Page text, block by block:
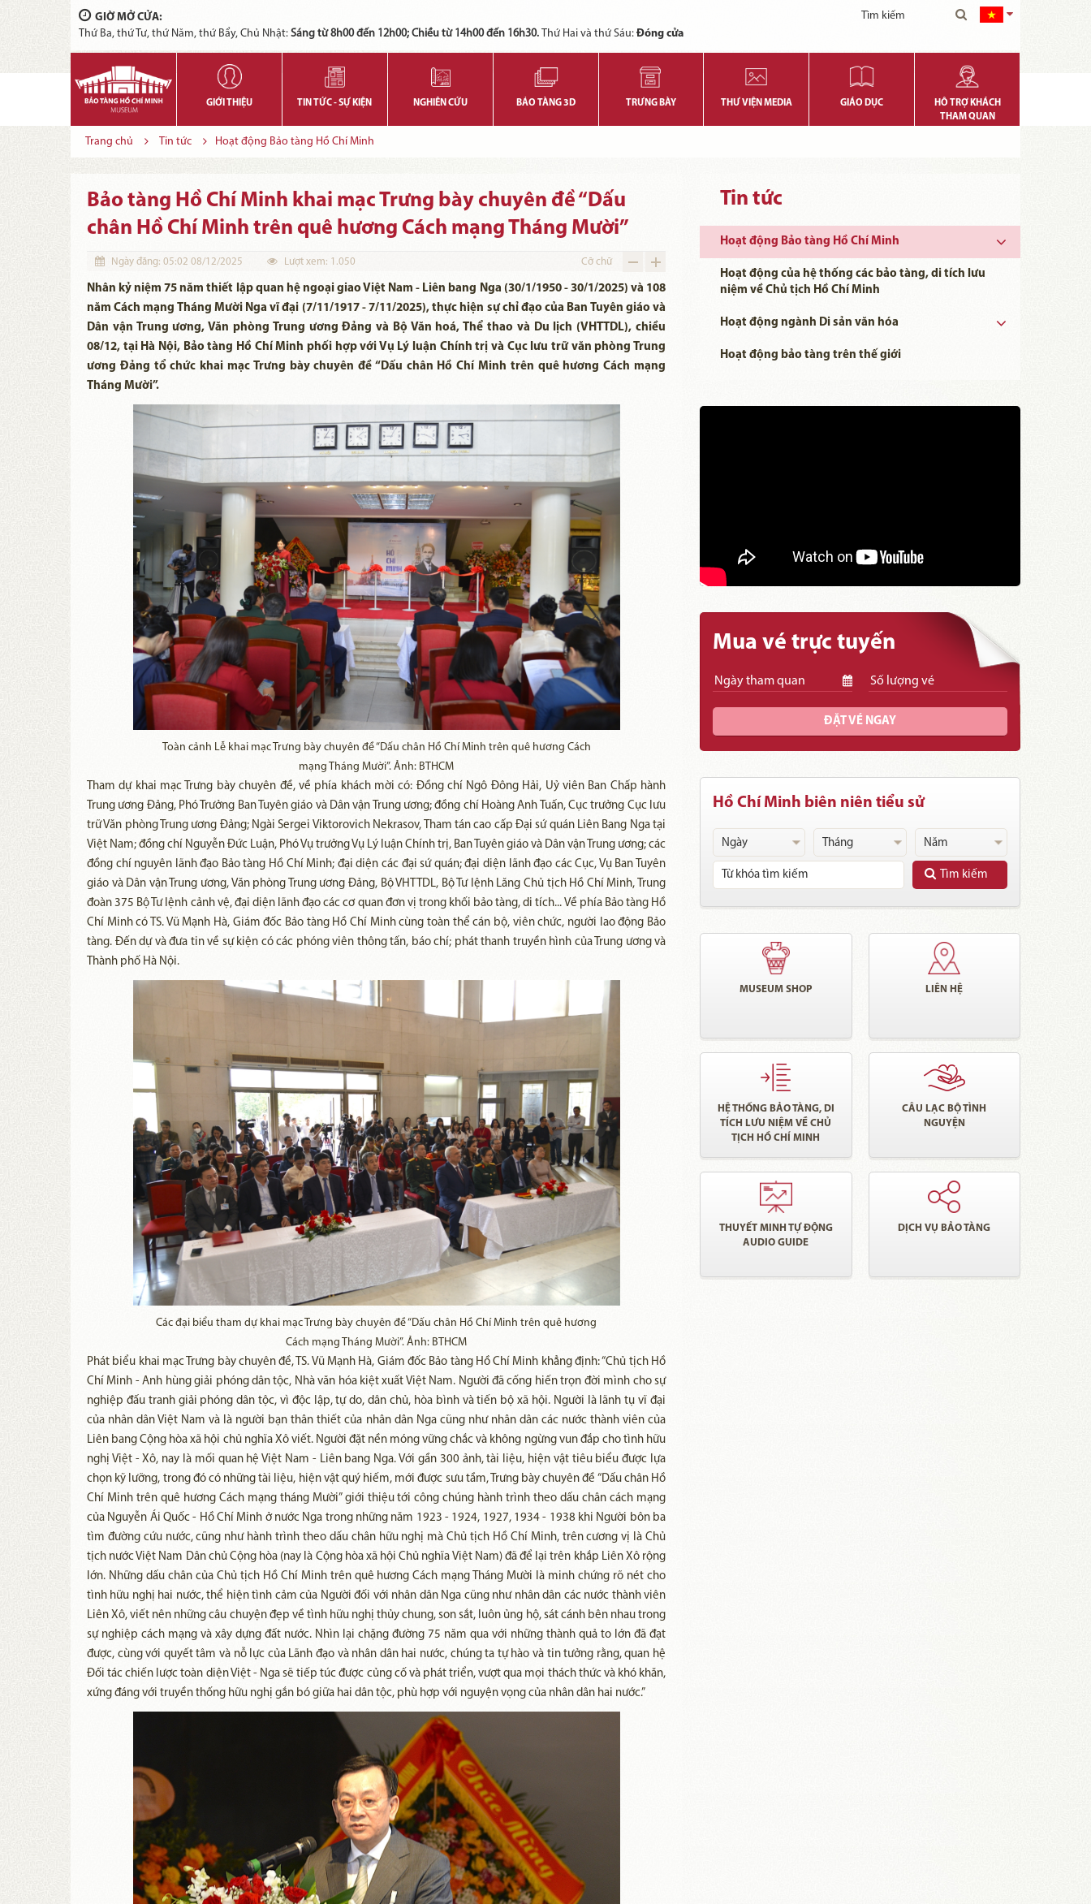
GIỜ MỞ CỬA:
Thứ Ba, thứ Tư, thứ Năm, thứ Bẩy, Chủ Nhật: Sáng từ 8h00 đến 12h00; Chiều từ 14h00 đến 16h30. Thứ Hai và thứ Sáu: Đóng cửa
GIỚI THIỆU TIN TỨC - SỰ KIỆN NGHIÊN CỨU BẢO TÀNG 3D TRƯNG BÀY THƯ VIỆN MEDIA GIÁO DỤC
HỖ TRỢ KHÁCH
THAM QUAN
Trang chủ Tin tức Hoạt động Bảo tàng Hồ Chí Minh
Bảo tàng Hồ Chí Minh khai mạc Trưng bày chuyên đề “Dấu
chân Hồ Chí Minh trên quê hương Cách mạng Tháng Mười”
Ngày đăng: 05:02 08/12/2025 Lượt xem: 1.050 Cỡ chữ
Nhân kỷ niệm 75 năm thiết lập quan hệ ngoại giao Việt Nam - Liên bang Nga (30/1/1950 - 30/1/2025) và 108
năm Cách mạng Tháng Mười Nga vĩ đại (7/11/1917 - 7/11/2025), thực hiện sự chỉ đạo của Ban Tuyên giáo và
Dân vận Trung ương, Văn phòng Trung ương Đảng và Bộ Văn hoá, Thể thao và Du lịch (VHTTDL), chiều
08/12, tại Hà Nội, Bảo tàng Hồ Chí Minh phối hợp với Vụ Lý luận Chính trị và Cục lưu trữ văn phòng Trung
ương Đảng tổ chức khai mạc Trưng bày chuyên đề “Dấu chân Hồ Chí Minh trên quê hương Cách mạng
Tháng Mười”.
Toàn cảnh Lễ khai mạc Trưng bày chuyên đề “Dấu chân Hồ Chí Minh trên quê hương Cách
mạng Tháng Mười”. Ảnh: BTHCM
Tham dự khai mạc Trưng bày chuyên đề, về phía khách mời có: Đồng chí Ngô Đông Hải, Uỷ viên Ban Chấp hành
Trung ương Đảng, Phó Trưởng Ban Tuyên giáo và Dân vận Trung ương; đồng chí Hoàng Anh Tuấn, Cục trưởng Cục lưu
trữ Văn phòng Trung ương Đảng; Ngài Sergei Viktorovich Nekrasov, Tham tán cao cấp Đại sứ quán Liên Bang Nga tại
Việt Nam; đồng chí Nguyễn Đức Luận, Phó Vụ trưởng Vụ Lý luận Chính trị, Ban Tuyên giáo và Dân vận Trung ương; các
đồng chí nguyên lãnh đạo Bảo tàng Hồ Chí Minh; đại diện các đại sứ quán; đại diện lãnh đạo các Cục, Vụ Ban Tuyên
giáo và Dân vận Trung ương, Văn phòng Trung ương Đảng, Bộ VHTTDL, Bộ Tư lệnh Lăng Chủ tịch Hồ Chí Minh, Trung
đoàn 375 Bộ Tư lệnh cảnh vệ, đại diện lãnh đạo các cơ quan đơn vị trong khối bảo tàng, di tích... Về phía Bảo tàng Hồ
Chí Minh có TS. Vũ Mạnh Hà, Giám đốc Bảo tàng Hồ Chí Minh cùng toàn thể cán bộ, viên chức, người lao động Bảo
tàng. Đến dự và đưa tin về sự kiện có các phóng viên thông tấn, báo chí; phát thanh truyền hình của Trung ương và
Thành phố Hà Nội.
Các đại biểu tham dự khai mạc Trưng bày chuyên đề “Dấu chân Hồ Chí Minh trên quê hương
Cách mạng Tháng Mười”. Ảnh: BTHCM
Phát biểu khai mạc Trưng bày chuyên đề, TS. Vũ Mạnh Hà, Giám đốc Bảo tàng Hồ Chí Minh khẳng định: “Chủ tịch Hồ
Chí Minh - Anh hùng giải phóng dân tộc, Nhà văn hóa kiệt xuất Việt Nam. Người đã cống hiến trọn đời mình cho sự
nghiệp đấu tranh giải phóng dân tộc, vì độc lập, tự do, dân chủ, hòa bình và tiến bộ xã hội. Người là lãnh tụ vĩ đại
của nhân dân Việt Nam và là người bạn thân thiết của nhân dân Nga cũng như nhân dân các nước thành viên của
Liên bang Cộng hòa xã hội chủ nghĩa Xô viết. Người đặt nền móng vững chắc và không ngừng vun đắp cho tình hữu
nghị Việt - Xô, nay là mối quan hệ Việt Nam - Liên bang Nga. Với gần 300 ảnh, tài liệu, hiện vật tiêu biểu được lựa
chọn kỹ lưỡng, trong đó có những tài liệu, hiện vật quý hiếm, mới được sưu tầm, Trưng bày chuyên đề “Dấu chân Hồ
Chí Minh trên quê hương Cách mạng tháng Mười” giới thiệu tới công chúng hành trình theo dấu chân cách mạng
của Nguyễn Ái Quốc - Hồ Chí Minh ở nước Nga trong những năm 1923 - 1924, 1927, 1934 - 1938 khi Người bôn ba
tìm đường cứu nước, cũng như hành trình theo dấu chân hữu nghị mà Chủ tịch Hồ Chí Minh, trên cương vị là Chủ
tịch nước Việt Nam Dân chủ Cộng hòa (nay là Cộng hòa xã hội Chủ nghĩa Việt Nam) đã để lại trên khắp Liên Xô rộng
lớn. Những dấu chân của Chủ tịch Hồ Chí Minh trên quê hương Cách mạng Tháng Mười là minh chứng rõ nét cho
tình hữu nghị hai nước, thể hiện tình cảm của Người đối với nhân dân Nga cũng như nhân dân các nước thành viên
Liên Xô, viết nên những câu chuyện đẹp về tình hữu nghị thủy chung, son sắt, luôn ủng hộ, sát cánh bên nhau trong
sự nghiệp cách mạng và xây dựng đất nước. Nhìn lại chặng đường 75 năm qua với những thành quả to lớn đã đạt
được, cùng với quyết tâm và nỗ lực của Lãnh đạo và nhân dân hai nước, chúng ta tự hào và tin tưởng rằng, quan hệ
Đối tác chiến lược toàn diện Việt - Nga sẽ tiếp túc được củng cố và phát triển, vượt qua mọi thách thức và khó khăn,
xứng đáng với truyền thống hữu nghị gắn bó giữa hai dân tộc, phù hợp với nguyện vọng của nhân dân hai nước.”
Tin tức
Hoạt động Bảo tàng Hồ Chí Minh
Hoạt động của hệ thống các bảo tàng, di tích lưu
niệm về Chủ tịch Hồ Chí Minh
Hoạt động ngành Di sản văn hóa
Hoạt động bảo tàng trên thế giới
Mua vé trực tuyến
ĐẶT VÉ NGAY
Hồ Chí Minh biên niên tiểu sử
Tìm kiếm
MUSEUM SHOP LIÊN HỆ
HỆ THỐNG BẢO TÀNG, DI
TÍCH LƯU NIỆM VỀ CHỦ
TỊCH HỒ CHÍ MINH
CÂU LẠC BỘ TÌNH
NGUYỆN
THUYẾT MINH TỰ ĐỘNG
AUDIO GUIDE
DỊCH VỤ BẢO TÀNG